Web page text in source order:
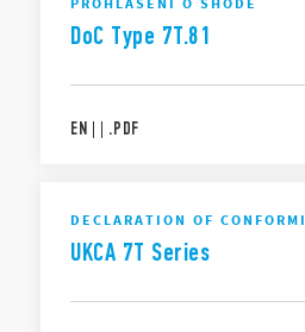
DoC Type 7T.81
EN | | .PDF
DECLARATION OF
UKCA 7T Series